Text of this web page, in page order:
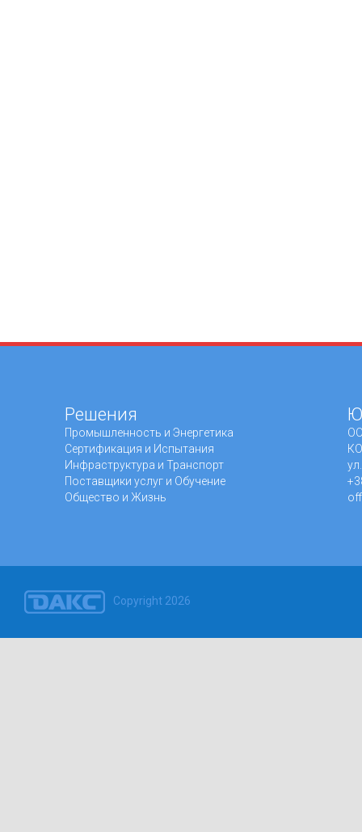
Решения
Промышленность и Энергетика
Сертификация и Испытания
Инфраструктура и Транспорт
Поставщики услуг и Обучение
Общество и Жизнь
Copyright 2026